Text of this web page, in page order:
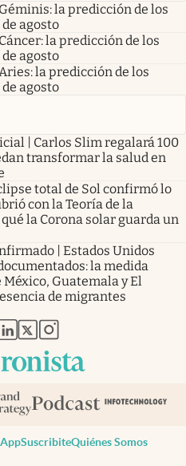
la predicción de los
agosto
la predicción de los
agosto
la predicción de los
agosto
| Carlos Slim regalará 100
transformar la salud en
total de Sol confirmó lo
con la Teoría de la
la Corona solar guarda un
| Estados Unidos
la medida
Guatemala y El
de migrantes
nueva pestaña
en nueva pestaña
abre en nueva pestaña
abre en nueva pestaña
abre en nueva pestaña
SuscribiteQuiénes Somos